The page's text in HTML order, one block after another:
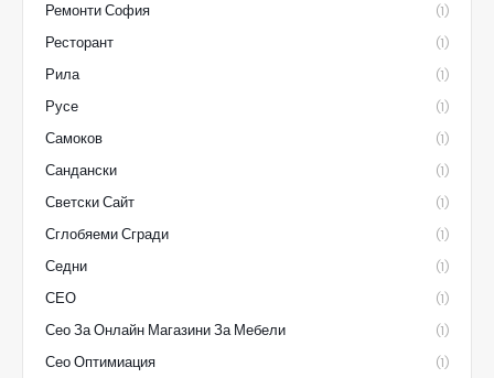
Ремонти София (1)
Ресторант (1)
Рила (1)
Русе (1)
Самоков (1)
Сандански (1)
Светски Сайт (1)
Сглобяеми Сгради (1)
Седни (1)
СЕО (1)
Сео За Онлайн Магазини За Мебели (1)
Сео Оптимиация (1)